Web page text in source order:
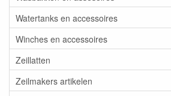
Watertanks en accessoires
Winches en accessoires
Zeillatten
Zeilmakers artikelen